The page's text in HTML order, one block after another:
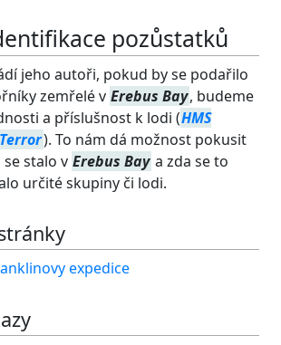
pozůstatků
jeho autoři, pokud by se podařilo
zemřelé v Erebus Bay, budeme
a příslušnost k lodi (HMS
). To nám dá možnost pokusit
stalo v Erebus Bay a zda se to
určité skupiny či lodi.
expedice